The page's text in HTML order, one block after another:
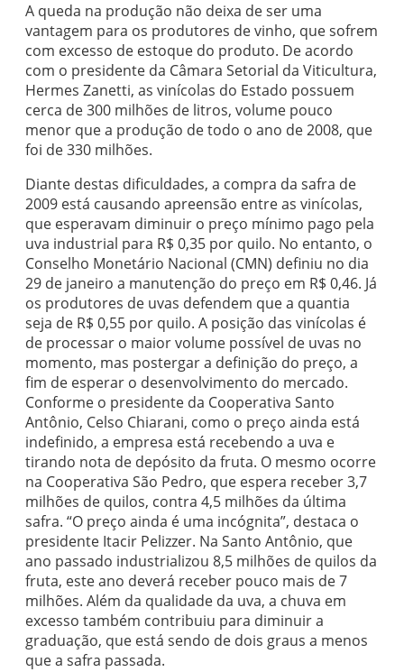
A queda na produção não deixa de ser uma
vantagem para os produtores de vinho, que sofrem
com excesso de estoque do produto. De acordo
com o presidente da Câmara Setorial da Viticultura,
Hermes Zanetti, as vinícolas do Estado possuem
cerca de 300 milhões de litros, volume pouco
menor que a produção de todo o ano de 2008, que
foi de 330 milhões.
Diante destas dificuldades, a compra da safra de
2009 está causando apreensão entre as vinícolas,
que esperavam diminuir o preço mínimo pago pela
uva industrial para R$ 0,35 por quilo. No entanto, o
Conselho Monetário Nacional (CMN) definiu no dia
29 de janeiro a manutenção do preço em R$ 0,46. Já
os produtores de uvas defendem que a quantia
seja de R$ 0,55 por quilo. A posição das vinícolas é
de processar o maior volume possível de uvas no
momento, mas postergar a definição do preço, a
fim de esperar o desenvolvimento do mercado.
Conforme o presidente da Cooperativa Santo
Antônio, Celso Chiarani, como o preço ainda está
indefinido, a empresa está recebendo a uva e
tirando nota de depósito da fruta. O mesmo ocorre
na Cooperativa São Pedro, que espera receber 3,7
milhões de quilos, contra 4,5 milhões da última
safra. “O preço ainda é uma incógnita”, destaca o
presidente Itacir Pelizzer. Na Santo Antônio, que
ano passado industrializou 8,5 milhões de quilos da
fruta, este ano deverá receber pouco mais de 7
milhões. Além da qualidade da uva, a chuva em
excesso também contribuiu para diminuir a
graduação, que está sendo de dois graus a menos
que a safra passada.